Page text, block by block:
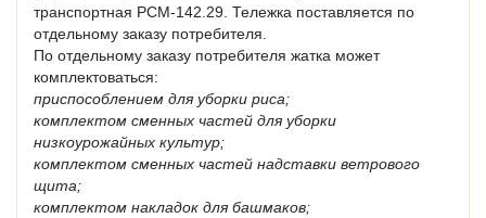
транспортная РСМ-142.29. Тележка поставляется по
отдельному заказу потребителя.
По отдельному заказу потребителя жатка может
комплектоваться:
приспособлением для уборки риса;
комплектом сменных частей для уборки
низкоурожайных культур;
комплектом сменных частей надставки ветрового
щита;
комплектом накладок для башмаков;